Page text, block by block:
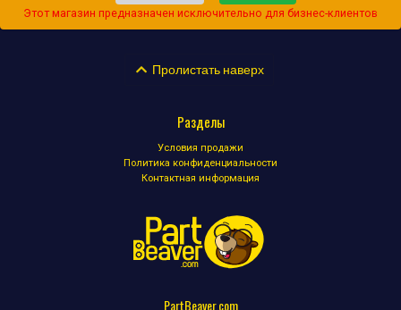
Этот магазин предназначен исключительно для бизнес-клиентов
Пролистать наверх
Разделы
Условия продажи
Политика конфиденциальности
Контактная информация
PartBeaver.com